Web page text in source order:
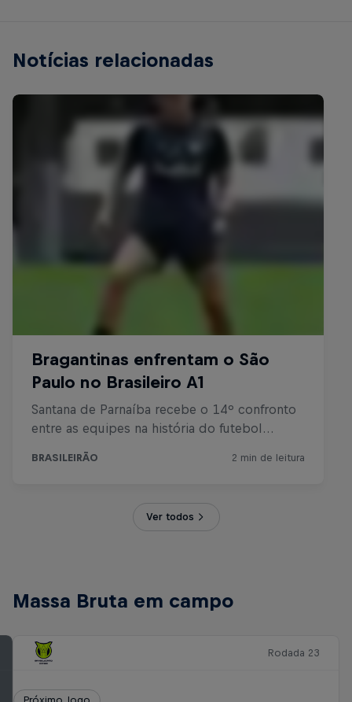
Notícias relacionadas
Ver todos
Massa Bruta em campo
Rodada 23